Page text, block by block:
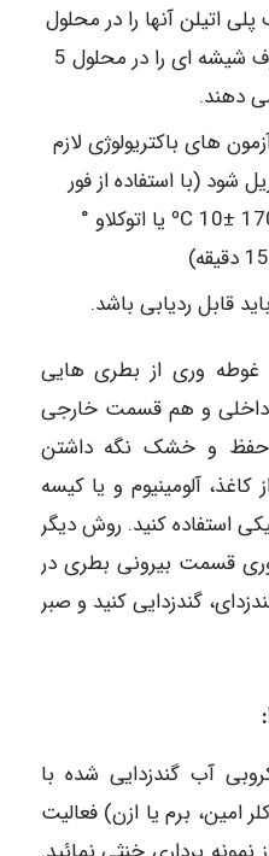
اتیلن آنها را در محلول
یدور پتاسیم 8 درصد و ظروف شیشه ای را در محلول 5
دهند.
های باکتریولوژی لازم
شود (با استفاده از فور
حداقل 1 ساعت در دمای 170 ±10 ºC یا اتوکلاو °
قابل ردیابی باشد.
غوطه وری از بطری هایی
داخلی و هم قسمت خارجی
حفظ و خشک نگه داشتن
آلومینیوم و یا کیسه
استفاده کنید. روش دیگر
قسمت بیرونی بطری در
گندزدایی کنید و صبر
آب گندزدایی شده با
امین، برم یا ازن) فعالیت